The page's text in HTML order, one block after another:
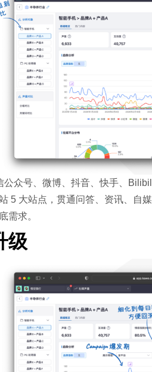
公众号、微博、抖音、快手、
5 大站点，贯通问答、资讯、自
需求。
级